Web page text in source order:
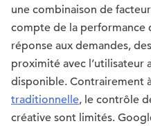
une combinaison de
compte de la performance
réponse aux demandes,
proximité avec l’utilisateur
disponible. Contrairement
traditionnelle, le contrôle
créative sont limités.